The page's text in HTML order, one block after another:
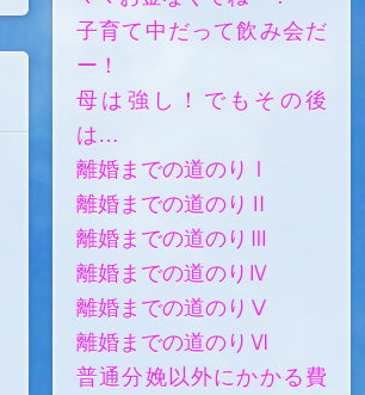
子育て中だって飲み会だ
ー！
母は強し！でもその後
は…
離婚までの道のりⅠ
離婚までの道のりⅡ
離婚までの道のりⅢ
離婚までの道のりⅣ
離婚までの道のりⅤ
離婚までの道のりⅥ
普通分娩以外にかかる費